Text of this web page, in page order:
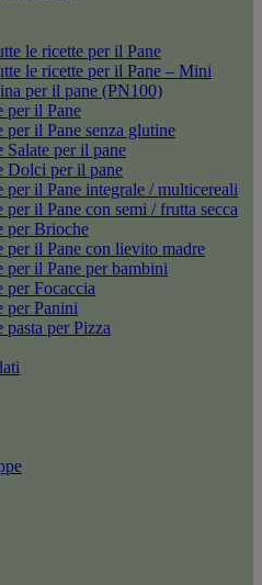
le ricette per il Pane
le ricette per il Pane – Mini
per il pane (PN100)
per il Pane
per il Pane senza glutine
Salate per il pane
Dolci per il pane
per il Pane integrale / multicereali
per il Pane con semi / frutta secca
per Brioche
per il Pane con lievito madre
per il Pane per bambini
per Focaccia
per Panini
pasta per Pizza